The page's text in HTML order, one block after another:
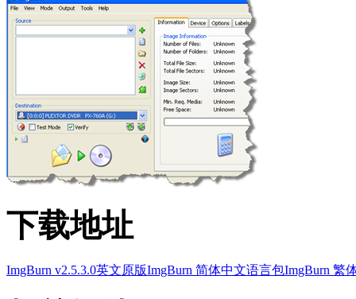
下载地址
ImgBurn v2.5.3.0英文原版ImgBurn 简体中文语言包ImgBurn 繁